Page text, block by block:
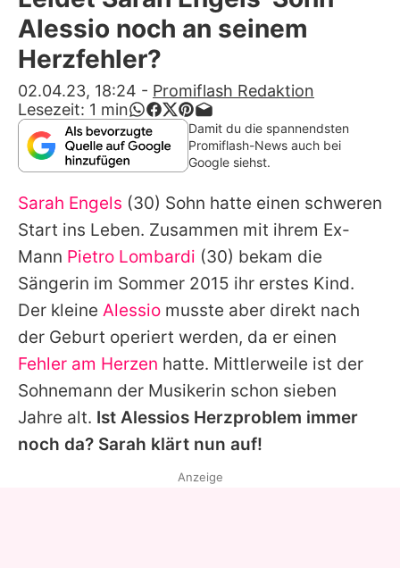
Alle Themen auf Promiflash
App runterladen
Team
Redaktionelle Richtlinien
Impressum
Datenschutzerklärung
Nutzungsbedingungen
Utiq verwalten
Alessio noch an seinem
Herzfehler?
02.04.23, 18:24 - Promiflash Redaktion
Lesezeit: 1 min
Damit du die spannendsten
Promiflash-News auch bei
Google siehst.
Sarah Engels (30) Sohn hatte einen schweren
Start ins Leben. Zusammen mit ihrem Ex-
Mann Pietro Lombardi (30) bekam die
Sängerin im Sommer 2015 ihr erstes Kind.
Der kleine Alessio musste aber direkt nach
der Geburt operiert werden, da er einen
Fehler am Herzen hatte. Mittlerweile ist der
Sohnemann der Musikerin schon sieben
Jahre alt. Ist Alessios Herzproblem immer
noch da? Sarah klärt nun auf!
Anzeige